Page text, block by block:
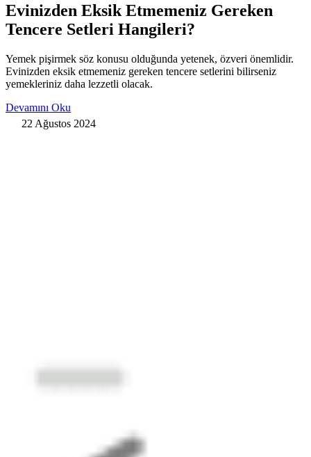
Evinizden Eksik Etmemeniz Gereken
Tencere Setleri Hangileri?
Yemek pişirmek söz konusu olduğunda yetenek, özveri önemlidir.
Evinizden eksik etmemeniz gereken tencere setlerini bilirseniz
yemekleriniz daha lezzetli olacak.
Devamını Oku
22 Ağustos 2024